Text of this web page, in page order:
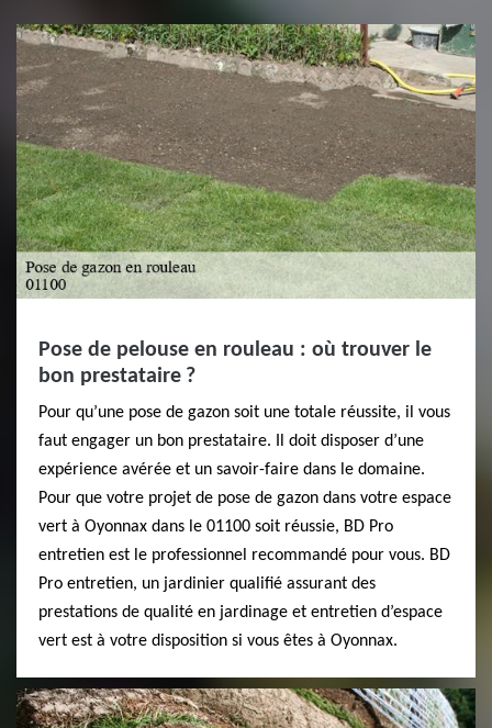
Pose de pelouse en rouleau : où trouver le
bon prestataire ?
Pour qu’une pose de gazon soit une totale réussite, il vous
faut engager un bon prestataire. Il doit disposer d’une
expérience avérée et un savoir-faire dans le domaine.
Pour que votre projet de pose de gazon dans votre espace
vert à Oyonnax dans le 01100 soit réussie, BD Pro
entretien est le professionnel recommandé pour vous. BD
Pro entretien, un jardinier qualifié assurant des
prestations de qualité en jardinage et entretien d’espace
vert est à votre disposition si vous êtes à Oyonnax.